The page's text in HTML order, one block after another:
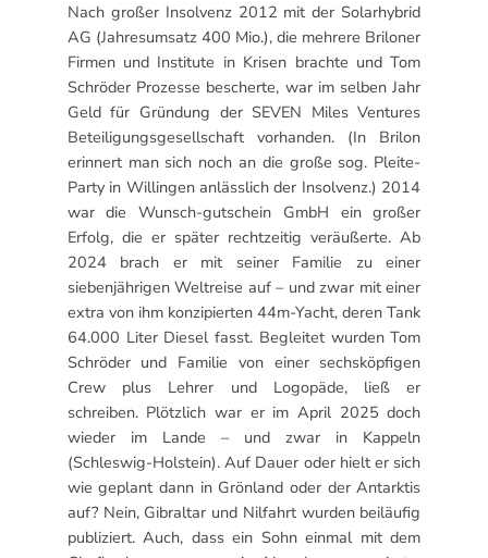
Nach großer Insolvenz 2012 mit der Solarhybrid
AG (Jahresumsatz 400 Mio.), die mehrere Briloner
Firmen und Institute in Krisen brachte und Tom
Schröder Prozesse bescherte, war im selben Jahr
Geld für Gründung der SEVEN Miles Ventures
Beteiligungsgesellschaft vorhanden. (In Brilon
erinnert man sich noch an die große sog. Pleite-
Party in Willingen anlässlich der Insolvenz.) 2014
war die Wunsch-gutschein GmbH ein großer
Erfolg, die er später rechtzeitig veräußerte. Ab
2024 brach er mit seiner Familie zu einer
siebenjährigen Weltreise auf – und zwar mit einer
extra von ihm konzipierten 44m-Yacht, deren Tank
64.000 Liter Diesel fasst. Begleitet wurden Tom
Schröder und Familie von einer sechsköpfigen
Crew plus Lehrer und Logopäde, ließ er
schreiben. Plötzlich war er im April 2025 doch
wieder im Lande – und zwar in Kappeln
(Schleswig-Holstein). Auf Dauer oder hielt er sich
wie geplant dann in Grönland oder der Antarktis
auf? Nein, Gibraltar und Nilfahrt wurden beiläufig
publiziert. Auch, dass ein Sohn einmal mit dem